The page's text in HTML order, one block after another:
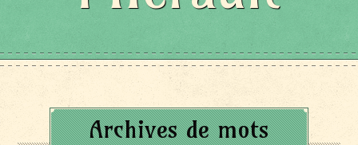
Archives de mots